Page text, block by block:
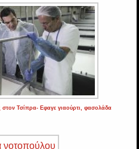
Τσίπρα- Εφαγε γιαούρτι, φασολάδα